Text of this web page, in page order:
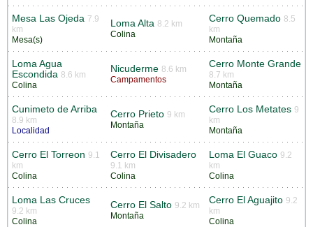
Mesa Las Ojeda 7.9
km
Mesa(s)
Loma Alta 8.2 km
Colina
Cerro Quemado 8.5
km
Montaña
Loma Agua
Escondida 8.6 km
Colina
Nicuderme 8.6 km
Campamentos
Cerro Monte Grande
8.7 km
Montaña
Cunimeto de Arriba
8.9 km
Localidad
Cerro Prieto 9 km
Montaña
Cerro Los Metates 9
km
Montaña
Cerro El Torreon 9.1
km
Colina
Cerro El Divisadero
9.1 km
Colina
Loma El Guaco 9.2
km
Colina
Loma Las Cruces
9.2 km
Colina
Cerro El Salto 9.2 km
Montaña
Cerro El Aguajito 9.2
km
Colina